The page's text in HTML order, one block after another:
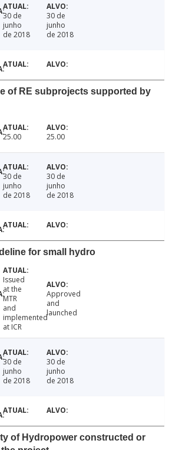
30 de
junho
de 2018
30 de
junho
de 2018
of RE subprojects supported by
25.00 25.00
30 de
junho
de 2018
30 de
junho
de 2018
for small hydro
Issued
at the
MTR
and
implemented
at ICR
Approved
and
launched
30 de
junho
de 2018
30 de
junho
de 2018
of Hydropower constructed or